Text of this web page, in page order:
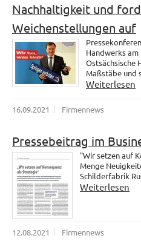
Nachhaltigkeit und
Weichenstellungen auf
Handwerks
Ostsächsische
Maßstäbe und
Weiterlesen
16.09.2021 Firmennews
Pressebeitrag im
"Wir setzen auf
Menge
Schilderfabrik
Weiterlesen
12.08.2021 Firmennews